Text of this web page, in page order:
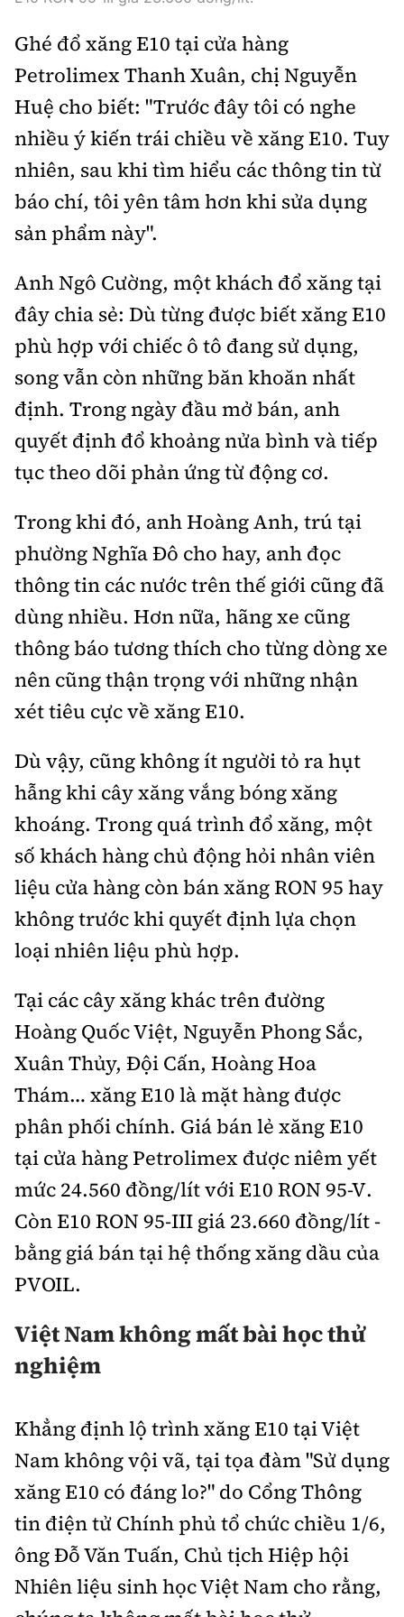
Tổng biên tập: Nguyễn Thị Hồng Nga
Phó Tổng biên tập:Nguyễn Sơn Tùng,
Nguyễn Đức Thắng, La Đức Hùng
Hotline:
0901 514 799
Quảng cáo và Phát hành:
Email:
bandoc@baoxaydung.vn
Cấm sao chép dưới mọi hình thức nếu không có sự
chấp thuận bằng văn bản.
Thông tin tòa
soạn
Ghé đổ xăng E10 tại cửa hàng
Petrolimex Thanh Xuân, chị Nguyễn
Huệ cho biết: "Trước đây tôi có nghe
nhiều ý kiến trái chiều về xăng E10. Tuy
nhiên, sau khi tìm hiểu các thông tin từ
báo chí, tôi yên tâm hơn khi sửa dụng
sản phẩm này".
Anh Ngô Cường, một khách đổ xăng tại
đây chia sẻ: Dù từng được biết xăng E10
phù hợp với chiếc ô tô đang sử dụng,
song vẫn còn những băn khoăn nhất
định. Trong ngày đầu mở bán, anh
quyết định đổ khoảng nửa bình và tiếp
tục theo dõi phản ứng từ động cơ.
Trong khi đó, anh Hoàng Anh, trú tại
phường Nghĩa Đô cho hay, anh đọc
thông tin các nước trên thế giới cũng đã
dùng nhiều. Hơn nữa, hãng xe cũng
thông báo tương thích cho từng dòng xe
nên cũng thận trọng với những nhận
xét tiêu cực về xăng E10.
Dù vậy, cũng không ít người tỏ ra hụt
hẫng khi cây xăng vắng bóng xăng
khoáng. Trong quá trình đổ xăng, một
số khách hàng chủ động hỏi nhân viên
liệu cửa hàng còn bán xăng RON 95 hay
không trước khi quyết định lựa chọn
loại nhiên liệu phù hợp.
Tại các cây xăng khác trên đường
Hoàng Quốc Việt, Nguyễn Phong Sắc,
Xuân Thủy, Đội Cấn, Hoàng Hoa
Thám… xăng E10 là mặt hàng được
phân phối chính. Giá bán lẻ xăng E10
tại cửa hàng Petrolimex được niêm yết
mức 24.560 đồng/lít với E10 RON 95-V.
Còn E10 RON 95-III giá 23.660 đồng/lít -
bằng giá bán tại hệ thống xăng dầu của
PVOIL.
Việt Nam không mất bài học thử
nghiệm
Khẳng định lộ trình xăng E10 tại Việt
Nam không vội vã, tại tọa đàm "Sử dụng
xăng E10 có đáng lo?" do Cổng Thông
tin điện tử Chính phủ tổ chức chiều 1/6,
ông Đỗ Văn Tuấn, Chủ tịch Hiệp hội
Nhiên liệu sinh học Việt Nam cho rằng,